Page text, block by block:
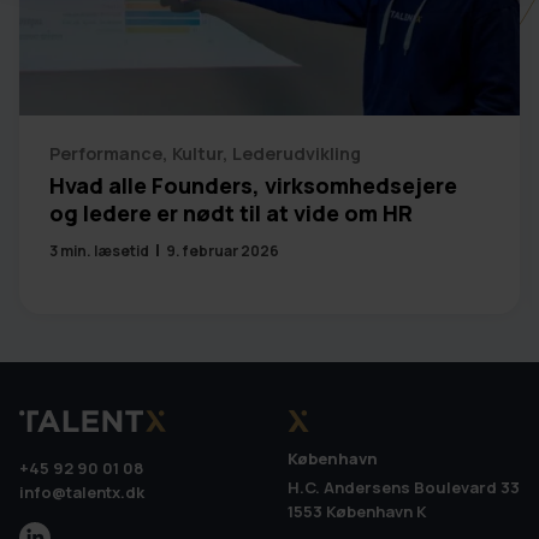
Performance Kultur Lederudvikling
Hvad alle Founders, virksomhedsejere
og ledere er nødt til at vide om HR
3min. læsetid 9. februar 2026
+45 92 90 01 08
info@talentx.dk
København
H.C. Andersens Boulevard 33
1553 København K